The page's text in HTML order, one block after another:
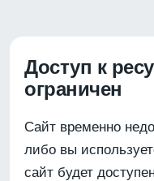
Доступ к
ограничен
Сайт временно
либо вы
сайт будет